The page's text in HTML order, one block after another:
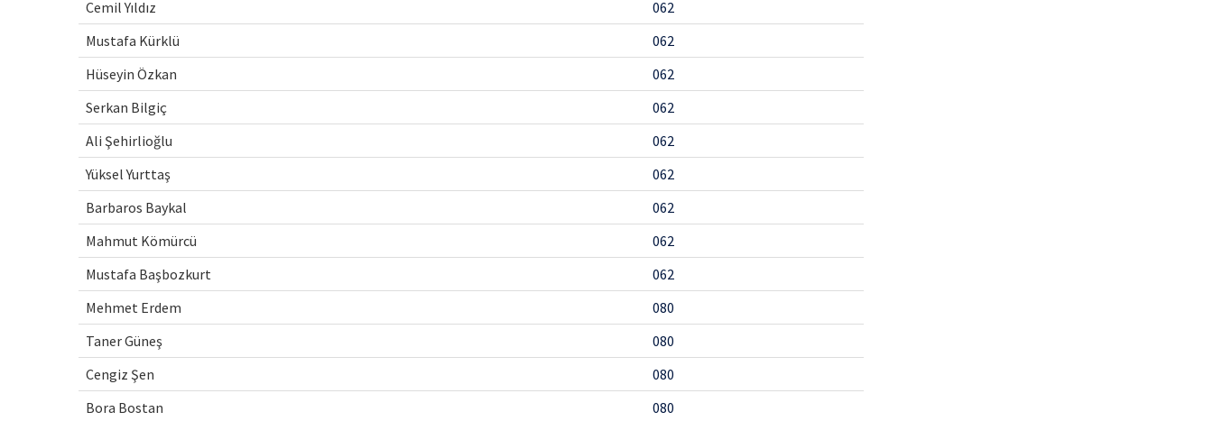
Cemil Yıldız
062
Mustafa Kürklü
062
Hüseyin Özkan
062
Serkan Bilgiç
062
Ali Şehirlioğlu
062
Yüksel Yurttaş
062
Barbaros Baykal
062
Mahmut Kömürcü
062
Mustafa Başbozkurt
062
Mehmet Erdem
080
Taner Güneş
080
Cengiz Şen
080
Bora Bostan
080